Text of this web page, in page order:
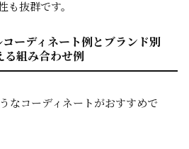
も抜群です。
ーディネート例とブランド別
る組み合わせ例
なコーディネートがおすすめで